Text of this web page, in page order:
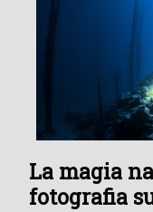
La magia
fotografia